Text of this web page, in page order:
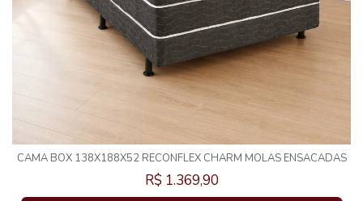
CAMA BOX 138X188X52 RECONFLEX CHARM MOLAS ENSACADAS
R$ 1.369,90